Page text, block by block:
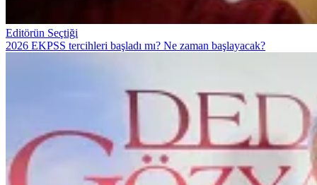
Editörün Seçtiği
2026 EKPSS tercihleri başladı mı? Ne zaman başlayacak?